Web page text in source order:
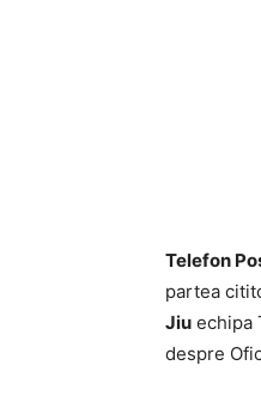
Telefon
partea
Jiu echipa
despre